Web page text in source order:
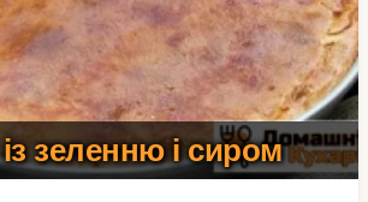
зеленню і сиром